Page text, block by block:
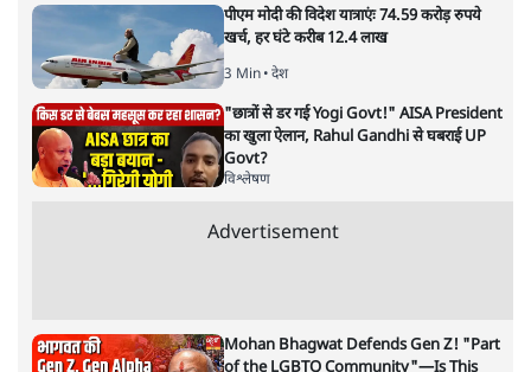
वंचित वर्गों व जातियों के ललाट पर
जाति का ठप्पा लगाना चाहती है बीजेपी
विचार| प्रीति सिंह| 25 AUG, 2021